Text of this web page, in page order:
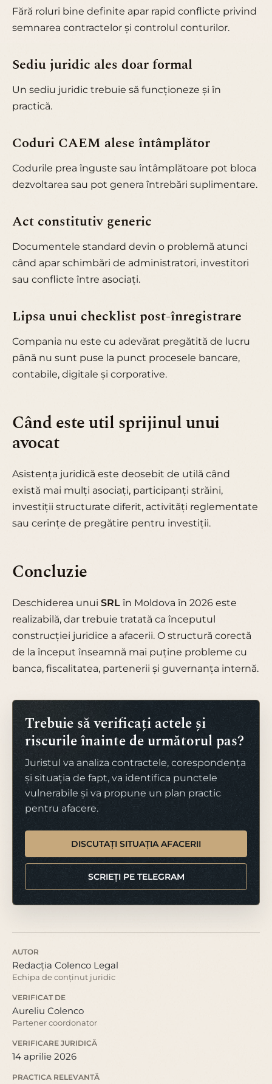
Fără roluri bine definite apar rapid conflicte privind
semnarea contractelor și controlul conturilor.
Sediu juridic ales doar formal
Un sediu juridic trebuie să funcționeze și în
practică.
Coduri CAEM alese întâmplător
Codurile prea înguste sau întâmplătoare pot bloca
dezvoltarea sau pot genera întrebări suplimentare.
Act constitutiv generic
Documentele standard devin o problemă atunci
când apar schimbări de administratori, investitori
sau conflicte între asociați.
Lipsa unui checklist post-înregistrare
Compania nu este cu adevărat pregătită de lucru
până nu sunt puse la punct procesele bancare,
contabile, digitale și corporative.
Când este util sprijinul unui
avocat
Asistența juridică este deosebit de utilă când
există mai mulți asociați, participanți străini,
investiții structurate diferit, activități reglementate
sau cerințe de pregătire pentru investiții.
Concluzie
Deschiderea unui SRL în Moldova în 2026 este
realizabilă, dar trebuie tratată ca începutul
construcției juridice a afacerii. O structură corectă
de la început înseamnă mai puține probleme cu
banca, fiscalitatea, partenerii și guvernanța internă.
Trebuie să verificați actele și
riscurile înainte de următorul pas?
Juristul va analiza contractele, corespondența
și situația de fapt, va identifica punctele
vulnerabile și va propune un plan practic
pentru afacere.
DISCUTAȚI SITUAȚIA AFACERII
SCRIEȚI PE TELEGRAM
AUTOR
Redacția Colenco Legal
Echipa de conținut juridic
VERIFICAT DE
Aureliu Colenco
Partener coordonator
VERIFICARE JURIDICĂ
14 aprilie 2026
PRACTICA RELEVANTĂ